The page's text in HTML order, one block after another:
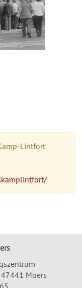
Lintfort
Moers